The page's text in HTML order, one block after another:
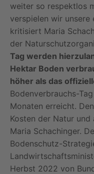
weiter so respektlos
verspielen wir unsere
kritisiert Maria
der
Tag werden
Hektar Boden
höher als das
Bodenverbrauchs-
Monaten erreicht.
Kosten der Natur und
Maria Schachinger.
Bodenschutz-
Herbst 2022 von